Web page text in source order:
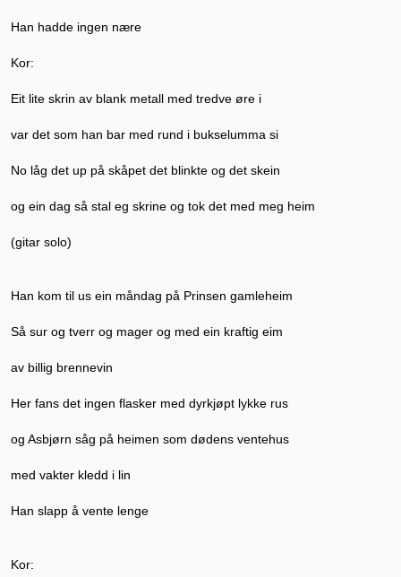
Han hadde ingen nære
Kor:
Eit lite skrin av blank metall med tredve øre i
var det som han bar med rund i bukselumma si
No låg det up på skåpet det blinkte og det skein
og ein dag så stal eg skrine og tok det med meg heim
(gitar solo)
Han kom til us ein måndag på Prinsen gamleheim
Så sur og tverr og mager og med ein kraftig eim
av billig brennevin
Her fans det ingen flasker med dyrkjøpt lykke rus
og Asbjørn såg på heimen som dødens ventehus
med vakter kledd i lin
Han slapp å vente lenge
Kor: